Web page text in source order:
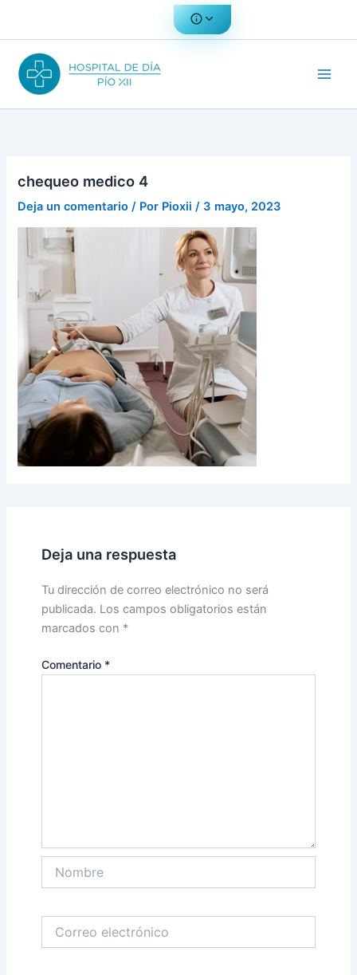
chequeo medico 4
Deja un comentario / Por Pioxii/ 3 mayo, 2023
Deja una respuesta
Tu dirección de correo electrónico no será
publicada. Los campos obligatorios están
marcados con *
Comentario *
electrónico